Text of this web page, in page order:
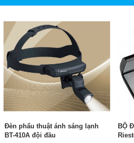
Đèn phẩu thuật ánh sáng lạnh
BT-410A đội đầu
BỘ